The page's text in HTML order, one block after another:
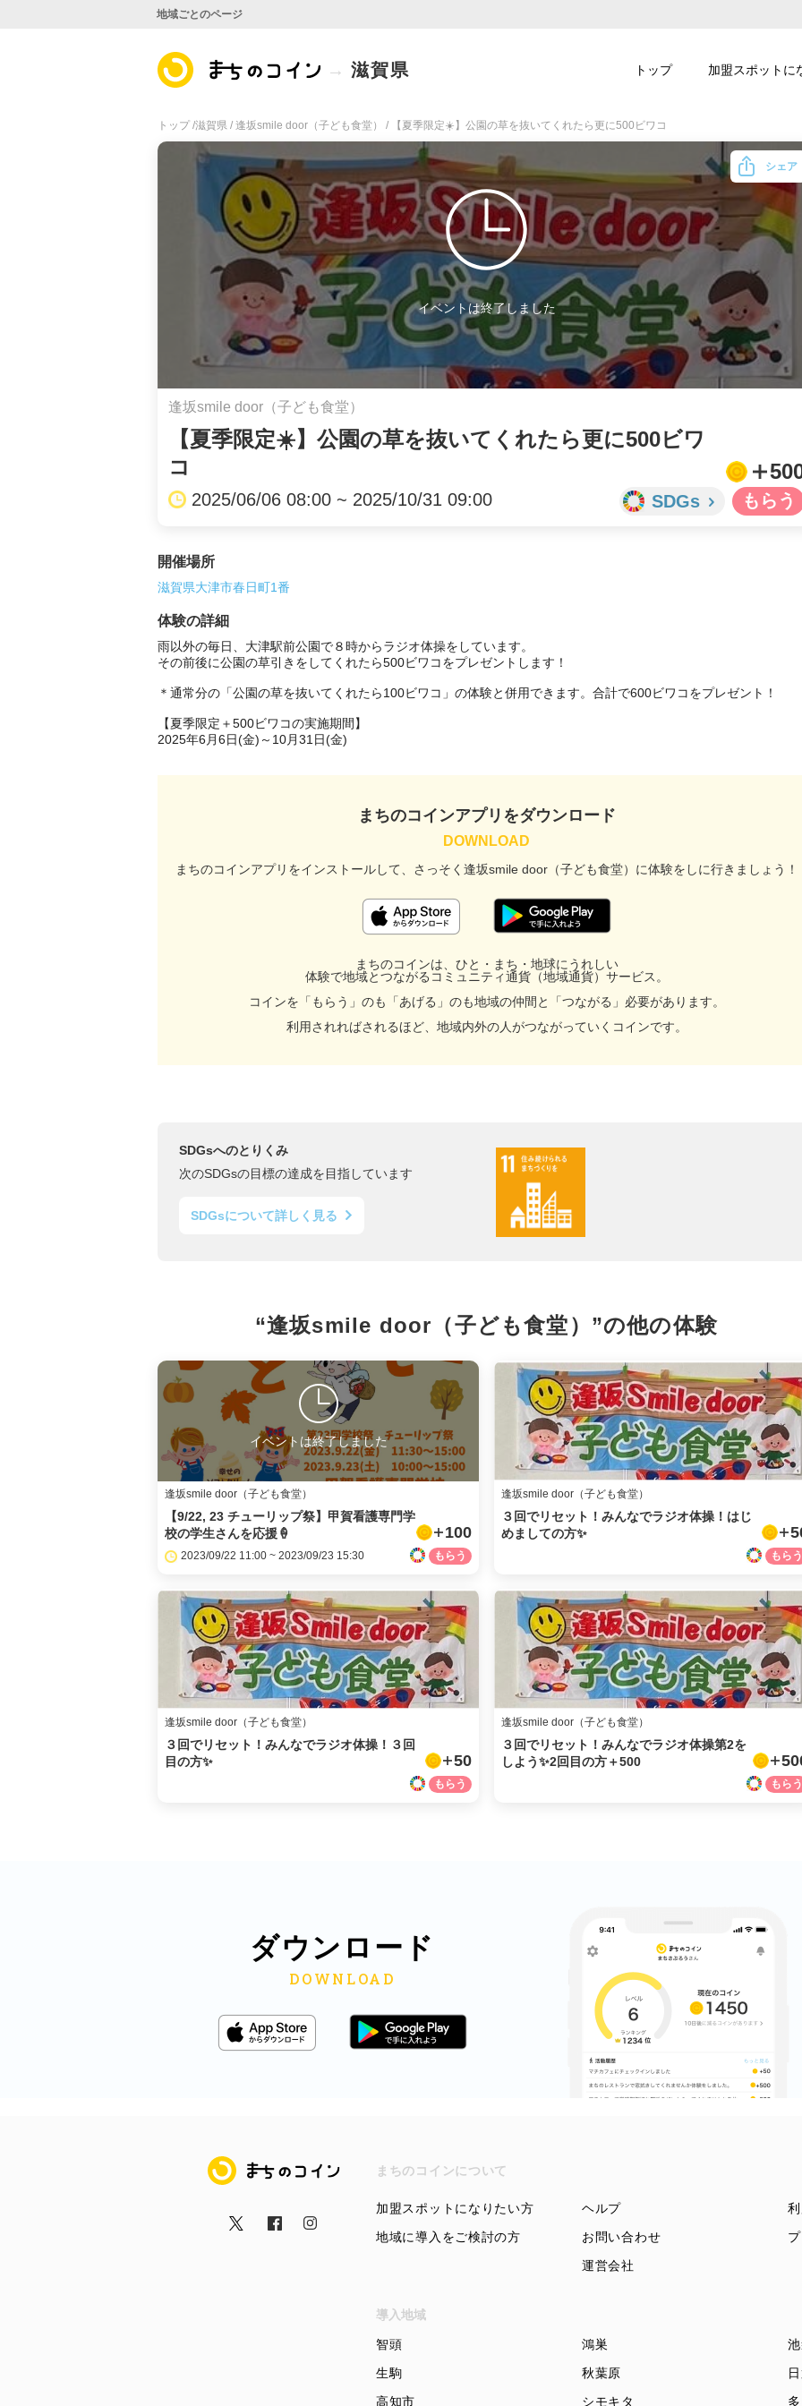
トップ /滋賀県 / 逢坂smile door（子ども食堂） / 【夏季限定☀️】公園の草を抜いてくれたら更に500ビワコ
イベントは終了しました
逢坂smile door（子ども食堂）
【夏季限定☀️】公園の草を抜いてくれたら更に500ビワ
コ
2025/06/06 08:00 ~ 2025/10/31 09:00 SDGs
シェア
facebook
X
URLをコピー
開催場所
滋賀県大津市春日町1番
体験の詳細
雨以外の毎日、大津駅前公園で８時からラジオ体操をしています。
その前後に公園の草引きをしてくれたら500ビワコをプレゼントします！
＊通常分の「公園の草を抜いてくれたら100ビワコ」の体験と併用できます。合計で600ビワコをプレゼント！
【夏季限定＋500ビワコの実施期間】
2025年6月6日(金)～10月31日(金)
まちのコインアプリをダウンロード
まちのコインアプリをインストールして、 さっそく逢坂smile door（子ども食堂）に体験をしに行きましょう！
まちのコインは、ひと・まち・地球にうれしい
体験で地域とつながるコミュニティ通貨（地域通貨）サービス。
コインを「もらう」のも「あげる」のも地域の仲間と「つながる」必要があります。
利用されればされるほど、地域内外の人がつながっていくコインです。
SDGsへのとりくみ
次のSDGsの目標の達成を目指しています
SDGsについて詳しく見る
“逢坂smile door（子ども食堂）”の他の体験
イベントは終了しました
逢坂smile door（子ども食堂）
【9/22, 23 チューリップ祭】甲賀看護専門学
校の学生さんを応援🍦
100
2023/09/22 11:00 ~ 2023/09/23 15:30
逢坂smile door（子ども食堂）
３回でリセット！みんなでラジオ体操！はじ
めましての方✨
逢坂smile door（子ども食堂）
３回でリセット！みんなでラジオ体操！３回
目の方✨
50
逢坂smile door（子ども食堂）
３回でリセット！みんなでラジオ体操第2を
しよう✨2回目の方＋500
ダウンロード
まちのコイン まちのコインについて
加盟スポットになりたい方
地域に導入をご検討の方
ヘルプ
お問い合わせ
運営会社
導入地域
智頭 鴻巣
生駒
秋葉原
高知市
シモキタ
地域ごとのページ
トップ 加盟スポットに
滋賀県